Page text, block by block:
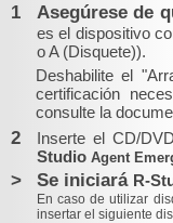
1 Asegúrese de
es el dispositivo
o A (Disquete)).
Deshabilite el
certificación
consulte la
2
Inserte el CD/
Studio Agent
> Se iniciará R-
En caso de utilizar
insertar el siguiente